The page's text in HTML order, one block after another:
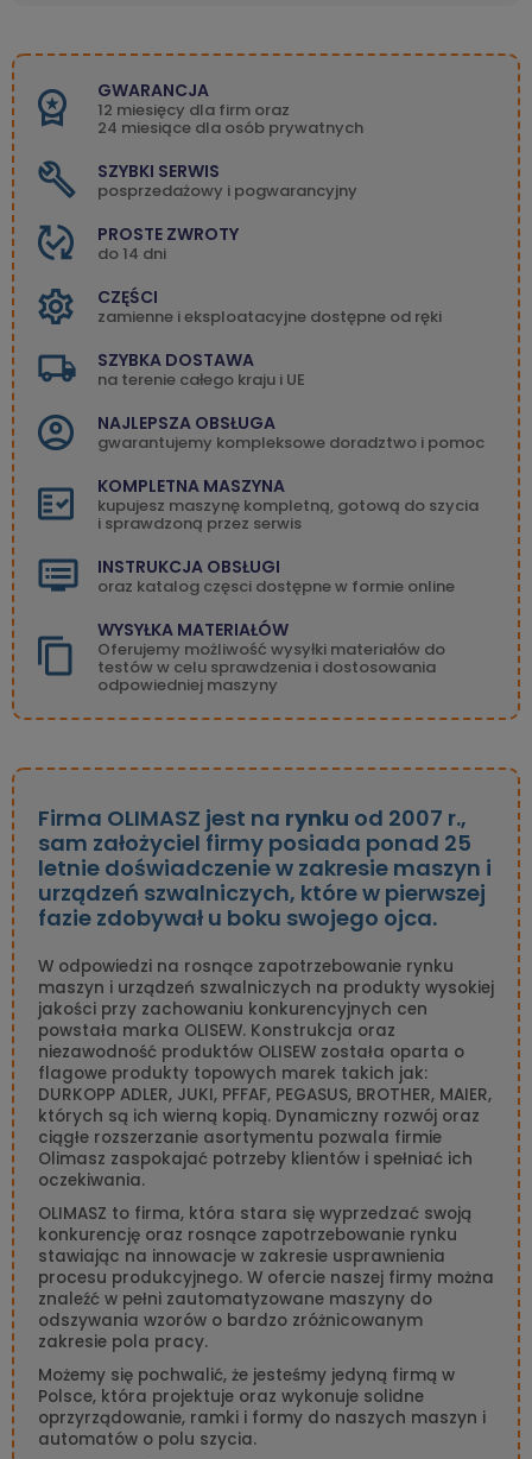
GWARANCJA
12 miesięcy dla firm oraz
24 miesiące dla osób prywatnych
SZYBKI SERWIS
posprzedażowy i pogwarancyjny
PROSTE ZWROTY
do 14 dni
CZĘŚCI
zamienne i eksploatacyjne dostępne od ręki
SZYBKA DOSTAWA
na terenie całego kraju i UE
NAJLEPSZA OBSŁUGA
gwarantujemy kompleksowe doradztwo i pomoc
KOMPLETNA MASZYNA
kupujesz maszynę kompletną, gotową do szycia
i sprawdzoną przez serwis
INSTRUKCJA OBSŁUGI
oraz katalog częsci dostępne w formie online
WYSYŁKA MATERIAŁÓW
Oferujemy możliwość wysyłki materiałów do
testów w celu sprawdzenia i dostosowania
odpowiedniej maszyny
Firma OLIMASZ jest na rynku od 2007 r.,
sam założyciel firmy posiada ponad 25
letnie doświadczenie w zakresie maszyn i
urządzeń szwalniczych, które w pierwszej
fazie zdobywał u boku swojego ojca.
W odpowiedzi na rosnące zapotrzebowanie rynku
maszyn i urządzeń szwalniczych na produkty wysokiej
jakości przy zachowaniu konkurencyjnych cen
powstała marka OLISEW. Konstrukcja oraz
niezawodność produktów OLISEW została oparta o
flagowe produkty topowych marek takich jak:
DURKOPP ADLER, JUKI, PFFAF, PEGASUS, BROTHER, MAIER,
których są ich wierną kopią. Dynamiczny rozwój oraz
ciągłe rozszerzanie asortymentu pozwala firmie
Olimasz zaspokajać potrzeby klientów i spełniać ich
oczekiwania.
OLIMASZ to firma, która stara się wyprzedzać swoją
konkurencję oraz rosnące zapotrzebowanie rynku
stawiając na innowacje w zakresie usprawnienia
procesu produkcyjnego. W ofercie naszej firmy można
znaleźć w pełni zautomatyzowane maszyny do
odszywania wzorów o bardzo zróżnicowanym
zakresie pola pracy.
Możemy się pochwalić, że jesteśmy jedyną firmą w
Polsce, która projektuje oraz wykonuje solidne
oprzyrządowanie, ramki i formy do naszych maszyn i
automatów o polu szycia.